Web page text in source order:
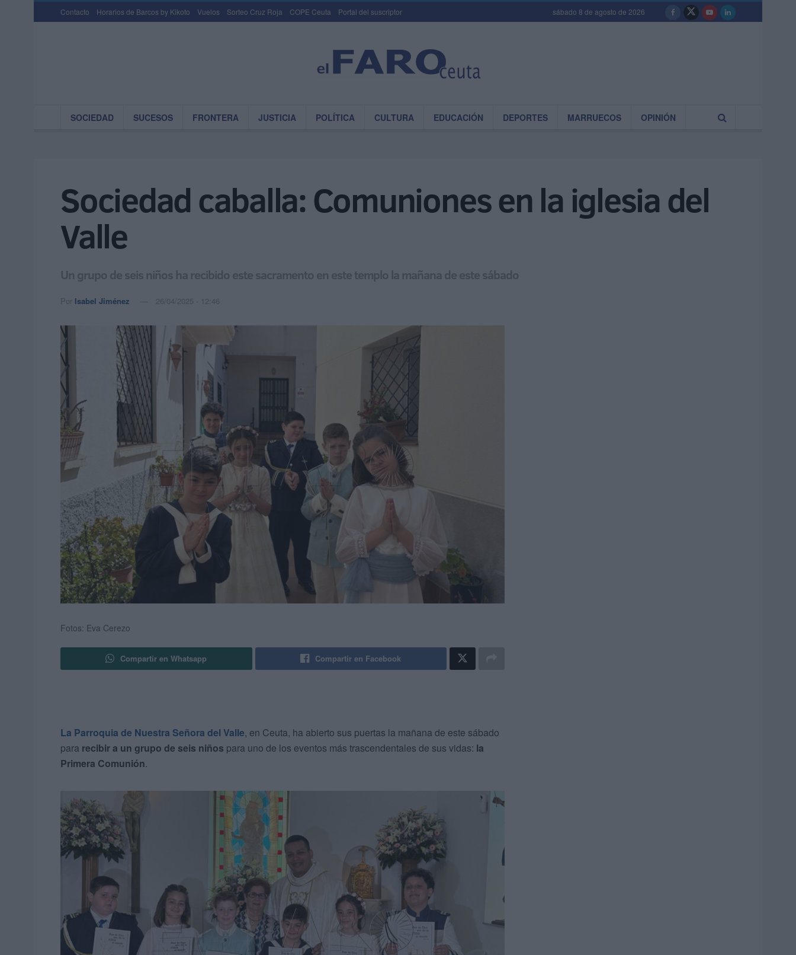
Contacto Horarios de Barcos by Kikoto Vuelos Sorteo Cruz Roja COPE Ceuta Portal del suscriptor sábado 8 de agosto de 2026
SOCIEDAD SUCESOS FRONTERA JUSTICIA POLÍTICA CULTURA EDUCACIÓN DEPORTES MARRUECOS OPINIÓN
Sociedad caballa: Comuniones en la iglesia del
Valle
Un grupo de seis niños ha recibido este sacramento en este templo la mañana de este sábado
Por Isabel Jiménez 26/04/2025 - 12:46
Fotos: Eva Cerezo
Compartir en Whatsapp Compartir en Facebook
La Parroquia de Nuestra Señora del Valle, en Ceuta, ha abierto sus puertas la mañana de este sábado
para recibir a un grupo de seis niños para uno de los eventos más trascendentales de sus vidas: la
Primera Comunión.